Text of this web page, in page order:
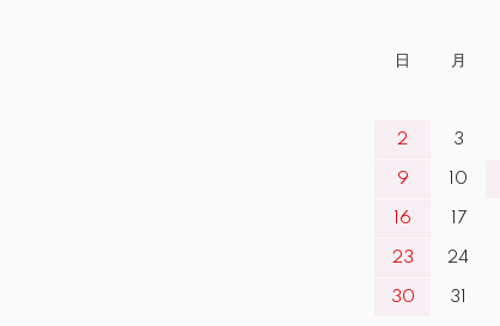
日 月
2 3
9 10
16 17
23 24
30 31